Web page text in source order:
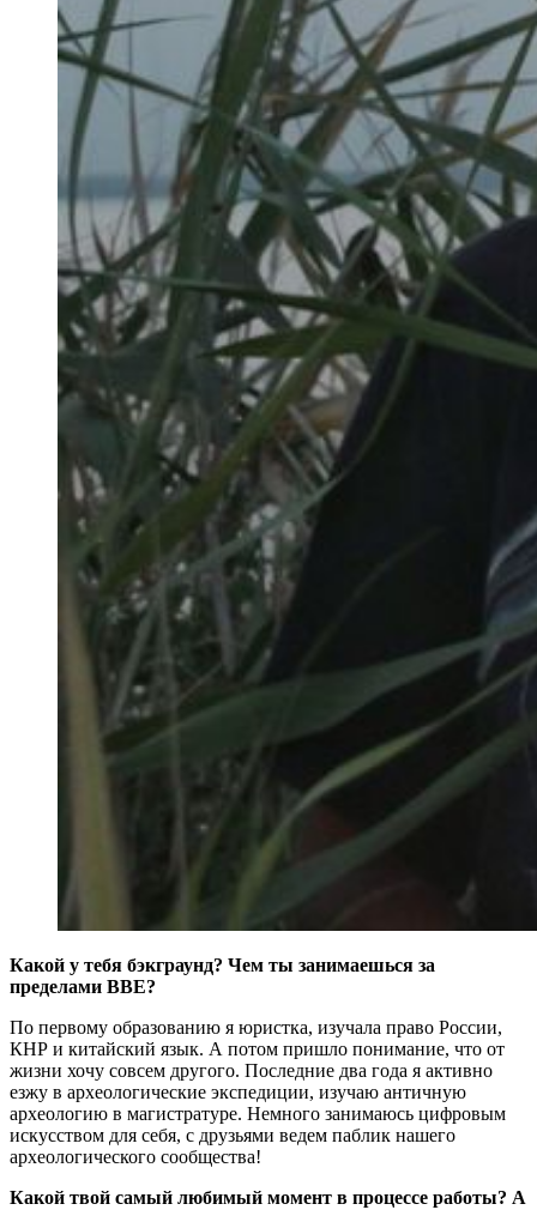
Какой у тебя бэкграунд? Чем ты занимаешься за
пределами BBE?
По первому образованию я юристка, изучала право России,
КНР и китайский язык. А потом пришло понимание, что от
жизни хочу совсем другого. Последние два года я активно
езжу в археологические экспедиции, изучаю античную
археологию в магистратуре. Немного занимаюсь цифровым
искусством для себя, с друзьями ведем паблик нашего
археологического сообщества!
Какой твой самый любимый момент в процессе работы? А